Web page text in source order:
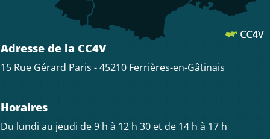
Adresse de la CC4V
15 Rue Gérard Paris - 45210 Ferrières-en-Gâtinais
Horaires
Du lundi au jeudi de 9 h à 12 h 30 et de 14 h à 17 h